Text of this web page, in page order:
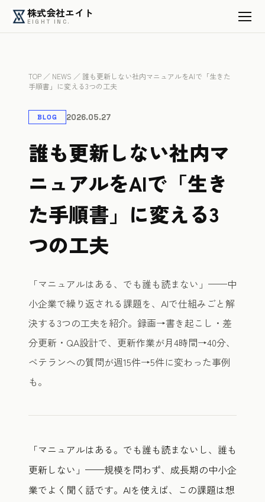
株式会社エイト
EIGHT INC.
TOP ／ NEWS ／ 誰も更新しない社内マニュアルをAIで「生きた
手順書」に変える3つの工夫
BLOG 2026.05.27
誰も更新しない社内マ
ニュアルをAIで「生き
た手順書」に変える3
つの工夫
「マニュアルはある、でも誰も読まない」——中
小企業で繰り返される課題を、AIで仕組みごと解
決する3つの工夫を紹介。録画→書き起こし・差
分更新・QA設計で、更新作業が月4時間→40分、
ベテランへの質問が週15件→5件に変わった事例
も。
「マニュアルはある。でも誰も読まないし、誰も
更新しない」——規模を問わず、成長期の中小企
業でよく聞く話です。AIを使えば、この課題は想